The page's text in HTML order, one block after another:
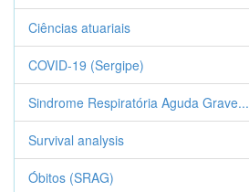
Ciências atuariais
COVID-19 (Sergipe)
Sindrome Respiratória Aguda Grave...
Survival analysis
Óbitos (SRAG)